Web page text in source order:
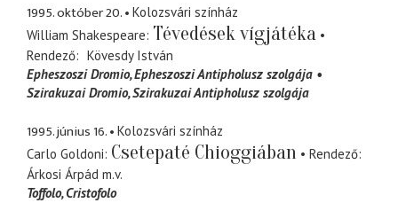
1995. október 20.
Kolozsvári színház
William Shakespeare Tévedések vígjátéka
Rendező
Kövesdy István
Epheszoszi Dromio Epheszoszi Antipholusz szolgája
Szirakuzai Dromio Szirakuzai Antipholusz szolgája
1995. június 16.
Kolozsvári színház
Carlo Goldoni Csetepaté Chioggiában
Rendező
Árkosi Árpád m.v.
Toffolo Cristofolo